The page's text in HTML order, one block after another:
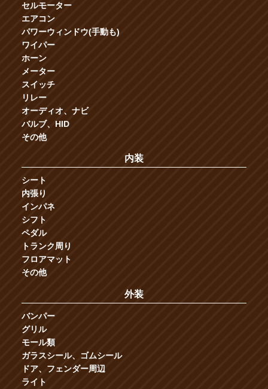
セルモーター
エアコン
パワーウィンドウ(手動も)
ワイパー
ホーン
メーター
スイッチ
リレー
オーディオ、ナビ
バルブ、HID
その他
内装
シート
内張り
インパネ
シフト
ペダル
トランク周り
フロアマット
その他
外装
バンパー
グリル
モール類
ガラスシール、ゴムシール
ドア、フェンダー周辺
ライト